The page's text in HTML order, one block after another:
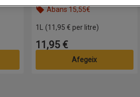
Abans 15,55€
1L (11,95 € per litre)
Preu
11,95 €
Afegeix